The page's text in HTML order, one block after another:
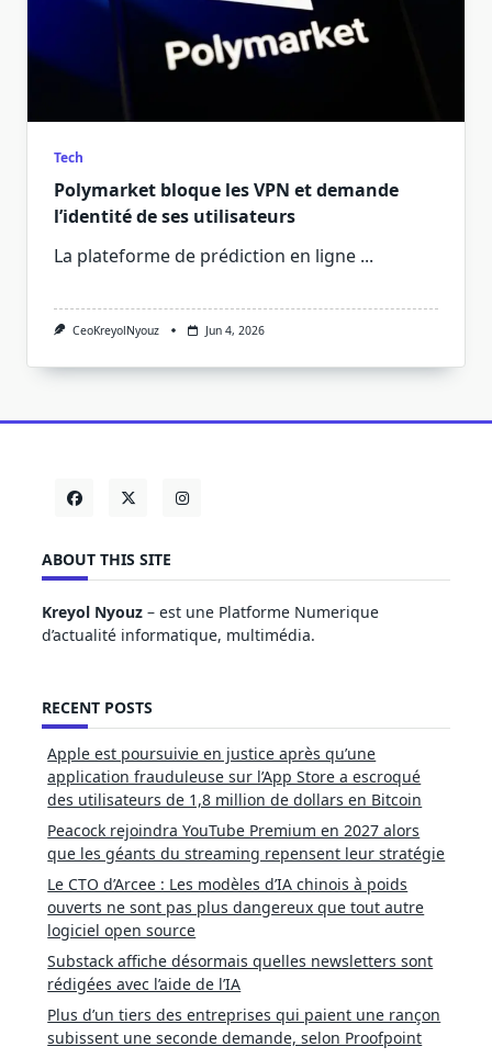
Tech
Polymarket bloque les VPN et demande
l’identité de ses utilisateurs
La plateforme de prédiction en ligne ...
CeoKreyolNyouz Jun 4, 2026
ABOUT THIS SITE
Kreyol Nyouz – est une Platforme Numerique
d’actualité informatique, multimédia.
RECENT POSTS
Apple est poursuivie en justice après qu’une
application frauduleuse sur l’App Store a escroqué
des utilisateurs de 1,8 million de dollars en Bitcoin
Peacock rejoindra YouTube Premium en 2027 alors
que les géants du streaming repensent leur stratégie
Le CTO d’Arcee : Les modèles d’IA chinois à poids
ouverts ne sont pas plus dangereux que tout autre
logiciel open source
Substack affiche désormais quelles newsletters sont
rédigées avec l’aide de l’IA
Plus d’un tiers des entreprises qui paient une rançon
subissent une seconde demande, selon Proofpoint